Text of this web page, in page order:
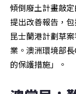
傾倒廢土計畫敲
提出改善報告，
昆士蘭港計劃草
業。澳洲環境部
的保護措施」。